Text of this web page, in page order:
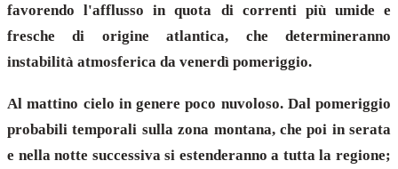
favorendo l'afflusso in quota di correnti più umide e
fresche di origine atlantica, che determineranno
instabilità atmosferica da venerdì pomeriggio.
Al mattino cielo in genere poco nuvoloso. Dal pomeriggio
probabili temporali sulla zona montana, che poi in serata
e nella notte successiva si estenderanno a tutta la regione;